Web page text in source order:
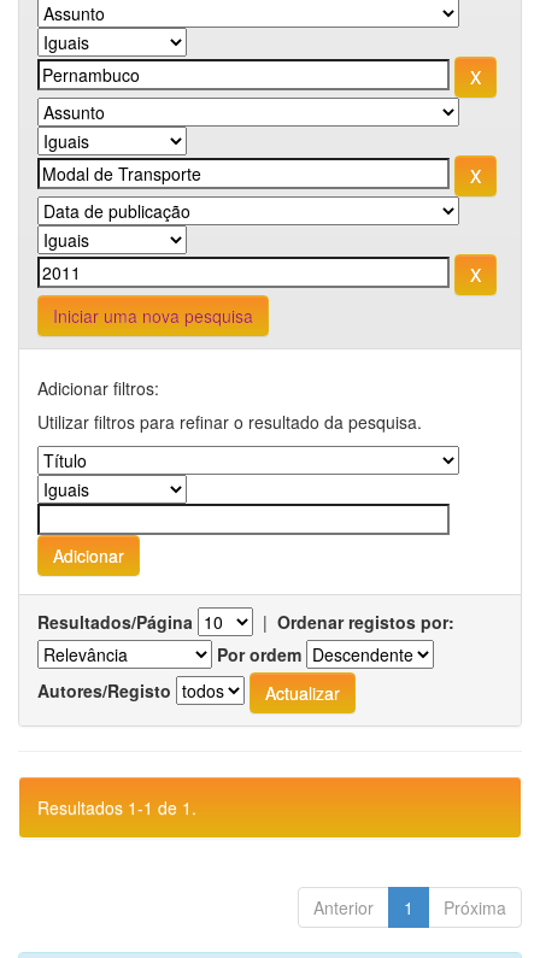
Iniciar uma nova pesquisa
Adicionar filtros:
Utilizar filtros para refinar o resultado da pesquisa.
Resultados/Página | Ordenar registos por:
Por ordem
Autores/Registo
Resultados 1-1 de 1.
Anterior 1 Próxima